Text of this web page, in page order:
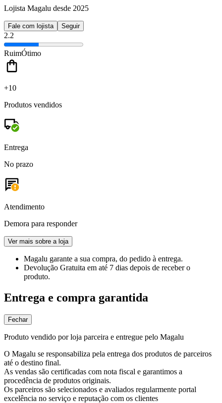
Lojista Magalu desde 2025
Fale com lojista Seguir
2.2
RuimÓtimo
+10
Produtos vendidos
Entrega
No prazo
Atendimento
Demora para responder
Ver mais sobre a loja
Magalu garante a sua compra, do pedido à entrega.
Devolução Gratuita em até 7 dias depois de receber o
produto.
Entrega e compra garantida
Fechar
Produto vendido por loja parceira e entregue pelo Magalu
O Magalu se responsabiliza pela entrega dos produtos de parceiros
até o destino final.
As vendas são certificadas com nota fiscal e garantimos a
procedência de produtos originais.
Os parceiros são selecionados e avaliados regularmente portal
excelência no serviço e reputação com os clientes